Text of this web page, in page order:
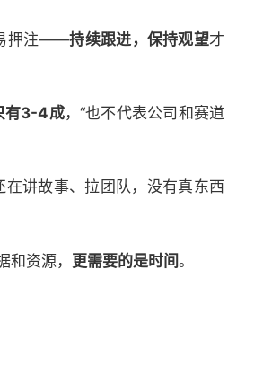
押注——持续跟进，保持观望才
有3-4成，“也不代表公司和赛道
讲故事、拉团队，没有真东西
资源， 更需要的是时间。